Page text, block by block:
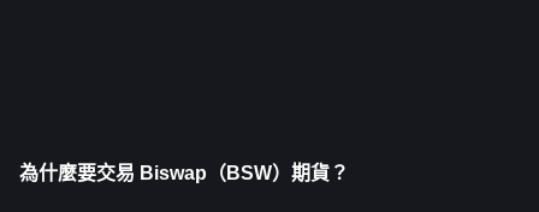
為什麼要交易 Biswap（BSW）期貨？